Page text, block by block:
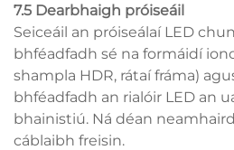
7.5 Dearbhaigh próiseáil
Seiceáil an próiseálaí LED
bhféadfadh sé na formáidí
shampla HDR, rátaí fráma)
bhféadfadh an rialóir LED an
bhainistiú. Ná déan
cáblaibh freisin.